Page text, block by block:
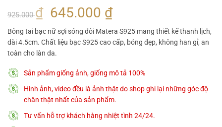
925.000₫ Giá
gốc
là:
925.000 ₫.
645.000 ₫Giá
hiện
tại
645.000 ₫.
Bông tai bạc nữ sợi sóng đôi Matera S925 mang thiết kế thanh lịch,
dài 4.5cm. Chất liệu bạc S925 cao cấp, bóng đẹp, không han gỉ, an
toàn cho làn da.
Sản phẩm giống ảnh, giống mô tả 100%
Hình ảnh, video đều là ảnh thật do shop ghi lại những góc độ
chân thật nhất của sản phẩm.
Tư vấn hỗ trợ khách hàng nhiệt tình 24/24.